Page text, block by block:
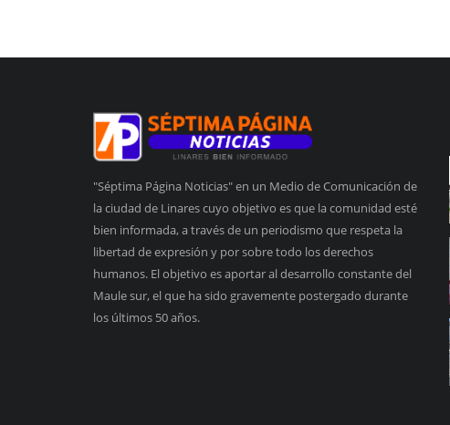
"Séptima Página Noticias" en un Medio de Comunicación de
la ciudad de Linares cuyo objetivo es que la comunidad esté
bien informada, a través de un periodismo que respeta la
libertad de expresión y por sobre todo los derechos
humanos. El objetivo es aportar al desarrollo constante del
Maule sur, el que ha sido gravemente postergado durante
los últimos 50 años.